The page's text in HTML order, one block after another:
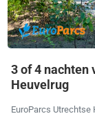
3 of 4 nachten
Heuvelrug
EuroParcs Utrechtse